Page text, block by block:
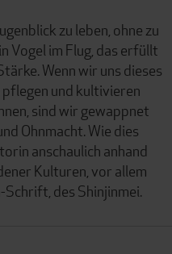
zu leben, ohne zu
Vogel im Flug, das erfüllt
Wenn wir uns dieses
und kultivieren
sind wir gewappnet
Ohnmacht. Wie dies
anschaulich anhand
Kulturen, vor allem
des Shinjinmei.